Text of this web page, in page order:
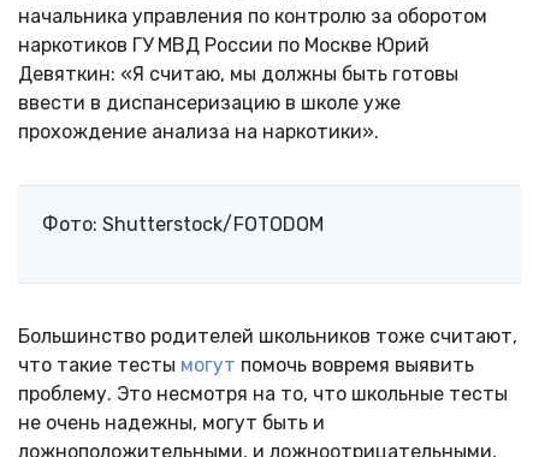
начальника управления по контролю за оборотом
наркотиков ГУ МВД России по Москве Юрий
Девяткин: «Я считаю, мы должны быть готовы
ввести в диспансеризацию в школе уже
прохождение анализа на наркотики».
Фото: Shutterstock/FOTODOM
Большинство родителей школьников тоже считают,
что такие тесты могут помочь вовремя выявить
проблему. Это несмотря на то, что школьные тесты
не очень надежны, могут быть и
ложноположительными, и ложноотрицательными,